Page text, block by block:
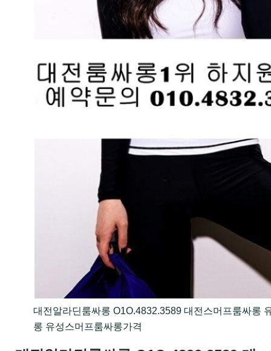
대전알라딘룸싸롱 O1O.4832.3589 대전스머프룸싸롱
롱 유성스머프룸싸롱가격